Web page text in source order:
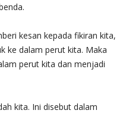
kesan kepada fikiran kita,
ke dalam perut kita. Maka
perut kita dan menjadi
kita. Ini disebut dalam